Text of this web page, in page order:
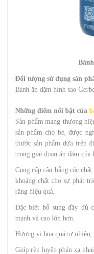
Đối tượng sử dụng sản
Bánh ăn dặm hình sao
Những điểm nổi bật của
Sản phẩm mang thương
sản phẩm cho bé, được
thước sản phẩm dựa trên
trong giai đoạn ăn dặm của
Cung cấp cân bằng các
khoáng chất cho sự phát
răng hiệu quả.
Đặc biệt bổ sung đầy đủ
mạnh và cao lớn hơn.
Hương vị hoa quả tự nhiên,
Giúp rèn luyện phản xạ